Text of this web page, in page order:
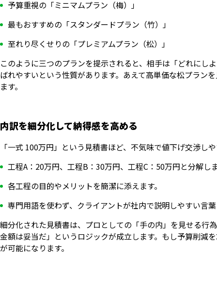
予算重視の「ミニマムプラン（梅）」
最もおすすめの「スタンダードプラン（竹）」
至れり尽くせりの「プレミアムプラン（松）」
このように三つのプランを提示されると、相手は「どれにし
ばれやすいという性質があります。あえて高単価な松プラン
ます。
内訳を細分化して納得感を高める
「一式 100万円」という見積書ほど、不気味で値下げ交渉し
工程A：20万円、工程B：30万円、工程C：50万円と分解し
各工程の目的やメリットを簡潔に添えます。
専門用語を使わず、クライアントが社内で説明しやすい言
細分化された見積書は、プロとしての「手の内」を見せる行
金額は妥当だ」というロジックが成立します。もし予算削減
が可能になります。